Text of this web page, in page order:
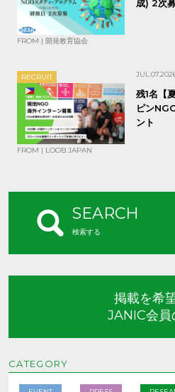
成) 2次
FROM | 開発教育協会
RECRUIT
残1名【
ピン
ント
FROM | LOOB JAPAN
SEARCH
検索する
掲載を希
JANIC会員
CATEGORY